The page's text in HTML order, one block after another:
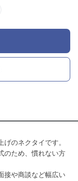
のネクタイです。
のため、慣れない方
接や商談など幅広い